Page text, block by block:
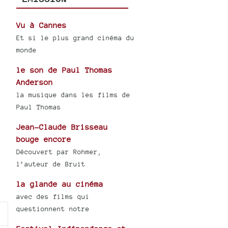
Vu à Cannes
Et si le plus grand cinéma du
monde
le son de Paul Thomas
Anderson
la musique dans les films de
Paul Thomas
Jean-Claude Brisseau
bouge encore
Découvert par Rohmer,
l’auteur de Bruit
la glande au cinéma
avec des films qui
questionnent notre